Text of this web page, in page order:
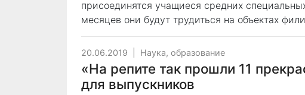
присоединятся учащиеся средних
месяцев они будут трудиться на объектах
20.06.2019 Наука, образование
«На репите так прошли 11
для выпускников